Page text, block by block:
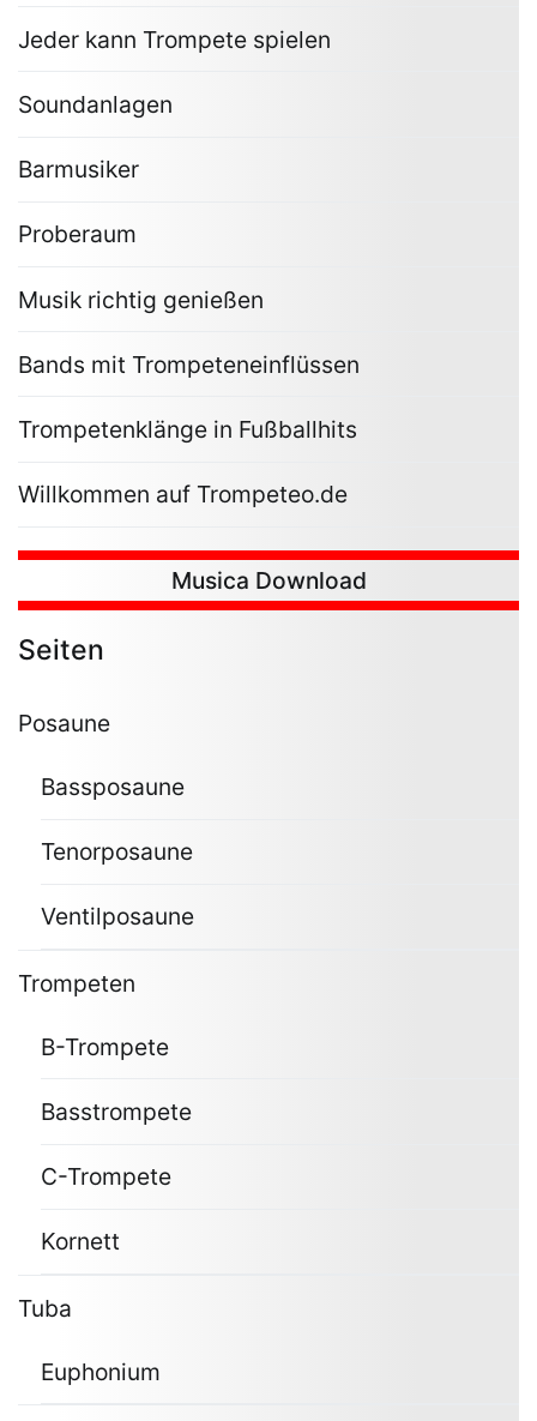
Jeder kann Trompete spielen
Soundanlagen
Barmusiker
Proberaum
Musik richtig genießen
Bands mit Trompeteneinflüssen
Trompetenklänge in Fußballhits
Willkommen auf Trompeteo.de
Musica Download
Seiten
Posaune
Bassposaune
Tenorposaune
Ventilposaune
Trompeten
B-Trompete
Basstrompete
C-Trompete
Kornett
Tuba
Euphonium